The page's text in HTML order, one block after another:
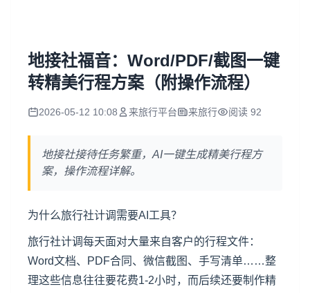
地接社福音：Word/PDF/截图一键
转精美行程方案（附操作流程）
2026-05-12 10:08 来旅行平台 来旅行 阅读 92
地接社接待任务繁重，AI一键生成精美行程方
案，操作流程详解。
为什么旅行社计调需要AI工具？
旅行社计调每天面对大量来自客户的行程文件：
Word文档、PDF合同、微信截图、手写清单……整
理这些信息往往要花费1-2小时，而后续还要制作精